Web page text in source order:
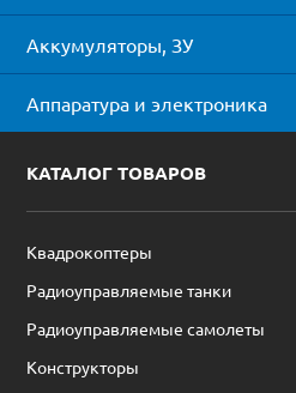
Аккумуляторы, ЗУ
Аппаратура и электроника
КАТАЛОГ ТОВАРОВ
Квадрокоптеры
Радиоуправляемые танки
Радиоуправляемые самолеты
Конструкторы